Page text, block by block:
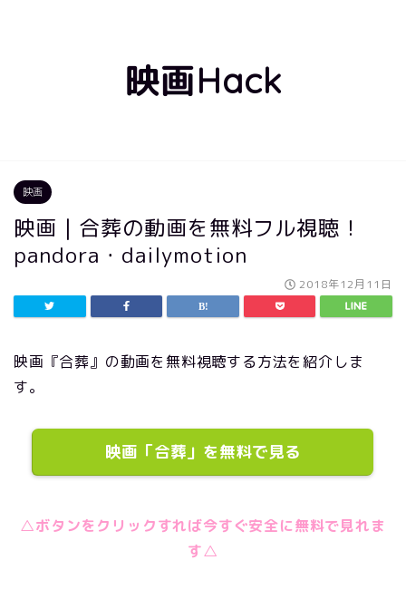
映画Hack
映画
映画｜合葬の動画を無料フル視聴！
pandora・dailymotion
2018年12月11日
映画『合葬』の動画を無料視聴する方法を紹介しま
す。
映画「合葬」を無料で見る
△ボタンをクリックすれば今すぐ安全に無料で見れま
す△